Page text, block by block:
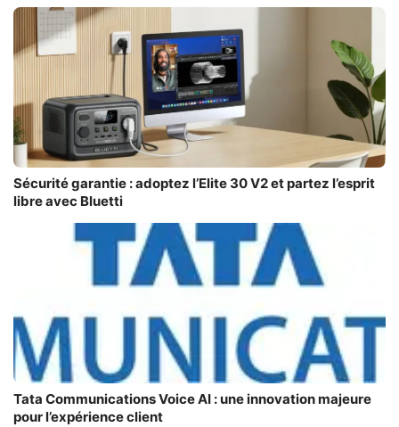
Sécurité garantie : adoptez l’Elite 30 V2 et partez l’esprit
libre avec Bluetti
Tata Communications Voice AI : une innovation majeure
pour l’expérience client